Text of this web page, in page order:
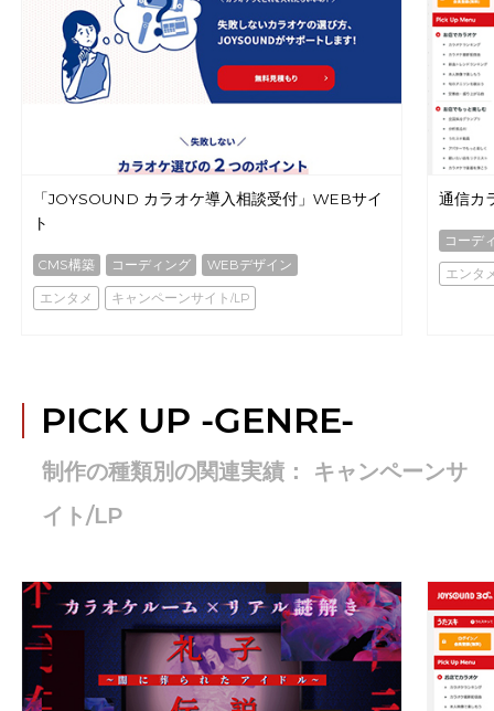
「JOYSOUND カラオケ導入相談受付」WEBサイ
ト
CMS構築 コーディング
WEBデザイン
エンタメ
キャンペーンサイト/LP
通信カ
コーデ
エンタ
PICK UP -GENRE-
制作の種類別の関連実績： キャンペーンサ
イト/LP